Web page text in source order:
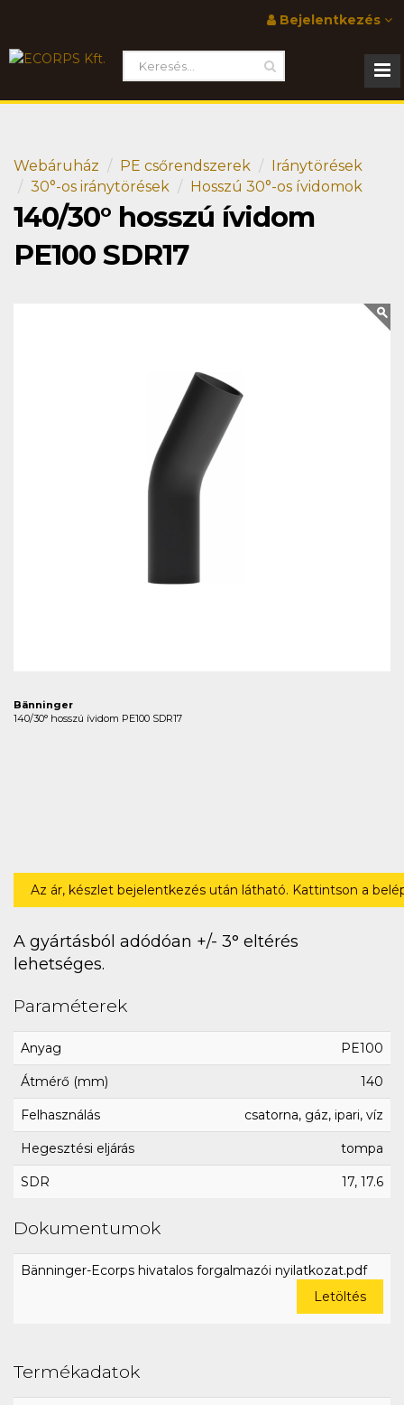
Bejelentkezés
Webáruház PE csőrendszerek
Iránytörések
30°-os iránytörések
Hosszú 30°-os ívidomok
140/30° hosszú ívidom
PE100 SDR17
Bänninger
140/30° hosszú ívidom PE100 SDR17
Az ár, készlet bejelentkezés után látható. Kattintson a
A gyártásból adódóan +/- 3° eltérés
lehetséges.
Paraméterek
Anyag PE100
Átmérő (mm) 140
Felhasználás csatorna, gáz, ipari, víz
Hegesztési eljárás tompa
SDR 17, 17.6
Dokumentumok
Bänninger-Ecorps hivatalos forgalmazói nyilatkozat.pdf
Letöltés
Termékadatok